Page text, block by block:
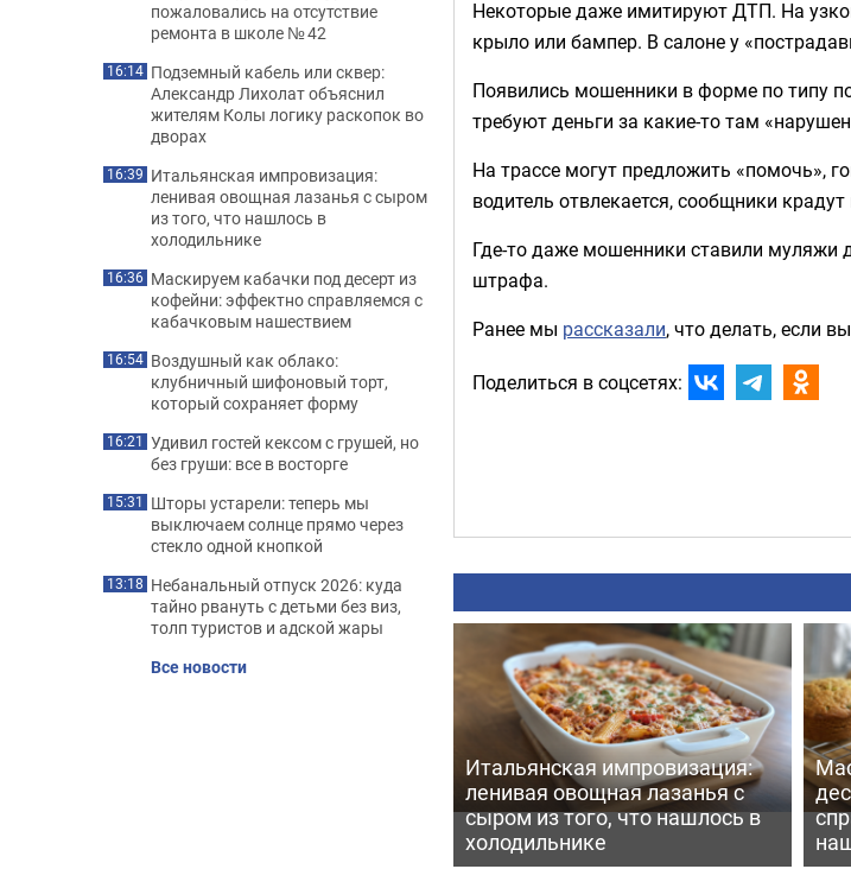
Некоторые даже имитируют ДТП. На
крыло или бампер. В салоне у
Появились мошенники в форме по типу
требуют деньги за какие-то там
На трассе могут предложить «помочь»,
водитель отвлекается, сообщники крадут
Где-то даже мошенники ставили муляжи
штрафа.
Ранее мы рассказали, что делать, если
Поделиться в соцсетях:
Итальянская импровизация:
ленивая овощная лазанья с
сыром из того, что нашлось в
холодильнике
пожаловались на отсутствие
ремонта в школе № 42
16:14 Подземный кабель или сквер:
Александр Лихолат объяснил
жителям Колы логику раскопок во
дворах
16:39 Итальянская импровизация:
ленивая овощная лазанья с сыром
из того, что нашлось в
холодильнике
16:36 Маскируем кабачки под десерт из
кофейни: эффектно справляемся с
кабачковым нашествием
16:54 Воздушный как облако:
клубничный шифоновый торт,
который сохраняет форму
16:21 Удивил гостей кексом с грушей, но
без груши: все в восторге
15:31 Шторы устарели: теперь мы
выключаем солнце прямо через
стекло одной кнопкой
13:18 Небанальный отпуск 2026: куда
тайно рвануть с детьми без виз,
толп туристов и адской жары
Все новости